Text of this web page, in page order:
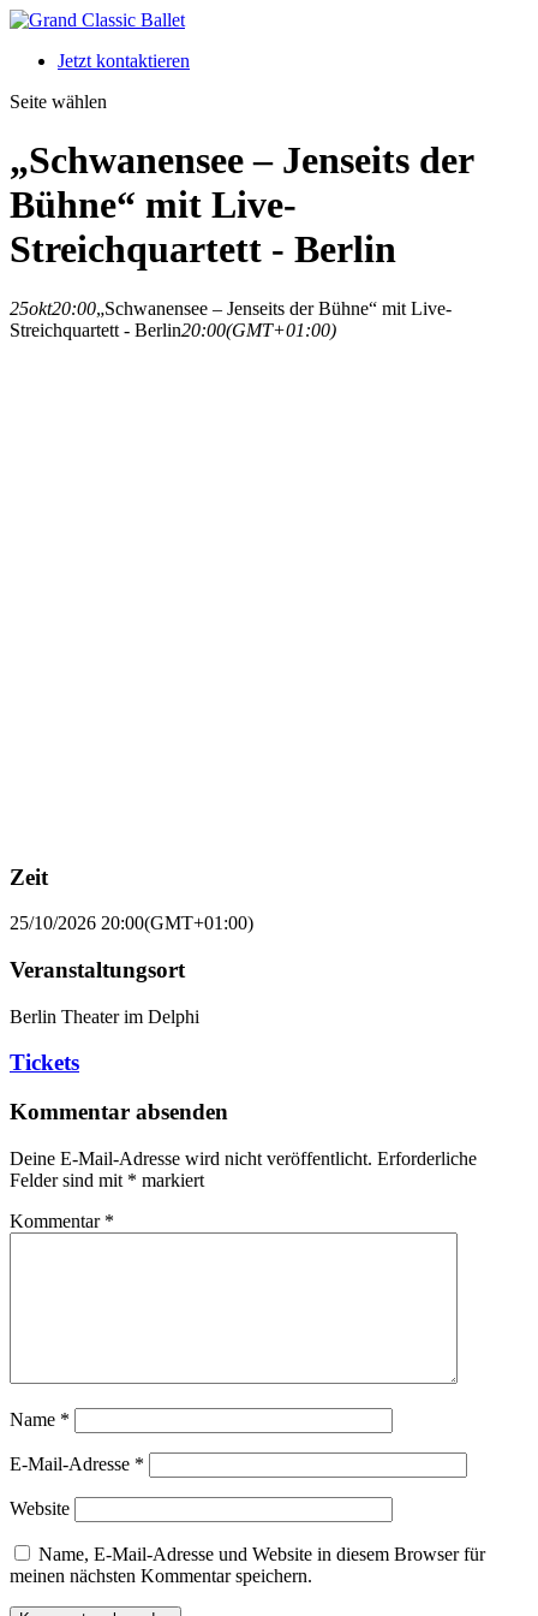
Jetzt kontaktieren
Seite wählen
„Schwanensee – Jenseits der
Bühne“ mit Live-
Streichquartett - Berlin
25okt20:00„Schwanensee – Jenseits der Bühne“ mit Live-
Streichquartett - Berlin20:00(GMT+01:00)
Zeit
25/10/2026 20:00(GMT+01:00)
Veranstaltungsort
Berlin Theater im Delphi
Tickets
Kommentar absenden
Deine E-Mail-Adresse wird nicht veröffentlicht. Erforderliche
Felder sind mit * markiert
Kommentar *
Name *
E-Mail-Adresse *
Website
Name, E-Mail-Adresse und Website in diesem Browser für
meinen nächsten Kommentar speichern.